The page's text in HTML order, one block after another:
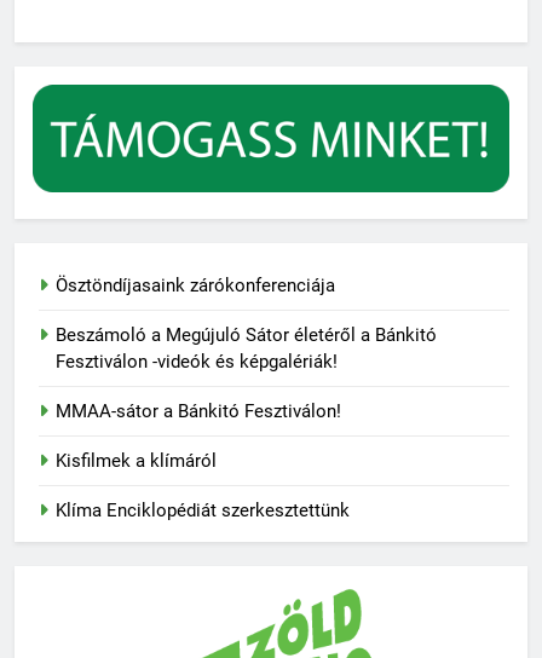
Ösztöndíjasaink zárókonferenciája
Beszámoló a Megújuló Sátor életéről a Bánkitó
Fesztiválon -videók és képgalériák!
MMAA-sátor a Bánkitó Fesztiválon!
Kisfilmek a klímáról
Klíma Enciklopédiát szerkesztettünk